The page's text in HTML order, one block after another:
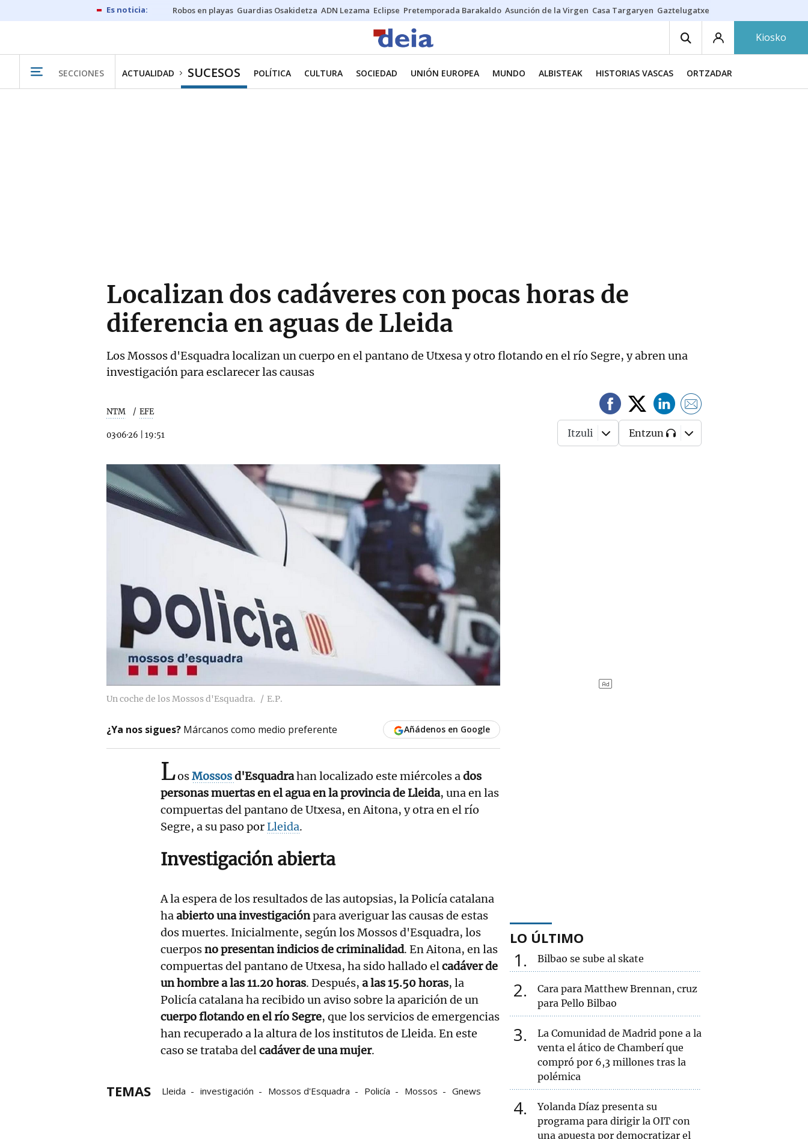
Robos en playas Guardias Osakidetza ADN Lezama Eclipse Pretemporada Barakaldo Asunción de la Virgen Casa Targaryen Gaztelugatxe
Kiosko
SECCIONES ACTUALIDAD SUCESOS POLÍTICA CULTURA SOCIEDAD UNIÓN EUROPEA MUNDO ALBISTEAK HISTORIAS VASCAS ORTZADAR
Localizan dos cadáveres con pocas horas de
diferencia en aguas de Lleida
Los Mossos d'Esquadra localizan un cuerpo en el pantano de Utxesa y otro flotando en el río Segre, y abren una
investigación para esclarecer las causas
NTM EFE
03·06·26 19:51 Itzuli Entzun
Un coche de los Mossos d'Esquadra. E.P.
¿Ya nos sigues? Márcanos como medio preferente Añádenos en Google
LosMossosd'Esquadrahan localizado este miércoles ados
personas muertas en el agua en la provincia de Lleida, una en las
compuertas del pantano de Utxesa, en Aitona, y otra en el río
Segre, a su paso porLleida.
Investigación abierta
A la espera de los resultados de las autopsias, la Policía catalana
haabierto una investigaciónpara averiguar las causas de estas
dos muertes. Inicialmente, según los Mossos d'Esquadra, los
cuerposno presentan indicios de criminalidad. En Aitona, en las
compuertas del pantano de Utxesa, ha sido hallado elcadáver de
un hombre a las 11.20 horas. Después, a las 15.50 horas, la
Policía catalana ha recibido un aviso sobre la aparición de un
cuerpo flotando en el río Segre, que los servicios de emergencias
han recuperado a la altura de los institutos de Lleida. En este
caso se trataba delcadáver de una mujer.
TEMAS Lleida investigación Mossos d'Esquadra Policía Mossos Gnews
LO ÚLTIMO
1 Bilbao se sube al skate
2
Cara para Matthew Brennan, cruz
para Pello Bilbao
3
La Comunidad de Madrid pone a la
venta el ático de Chamberí que
compró por 6,3 millones tras la
polémica
4
Yolanda Díaz presenta su
programa para dirigir la OIT con
una apuesta por democratizar el